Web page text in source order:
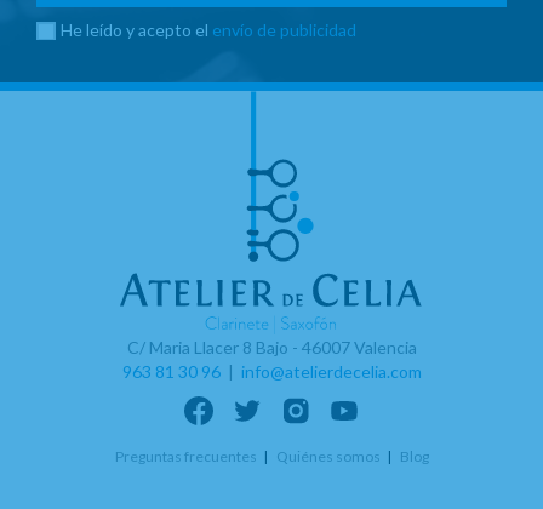
He leído y acepto el envío de publicidad
C/ Maria Llacer 8 Bajo - 46007 Valencia
963 81 30 96| info@atelierdecelia.com
Preguntas frecuentes Quiénes somos Blog